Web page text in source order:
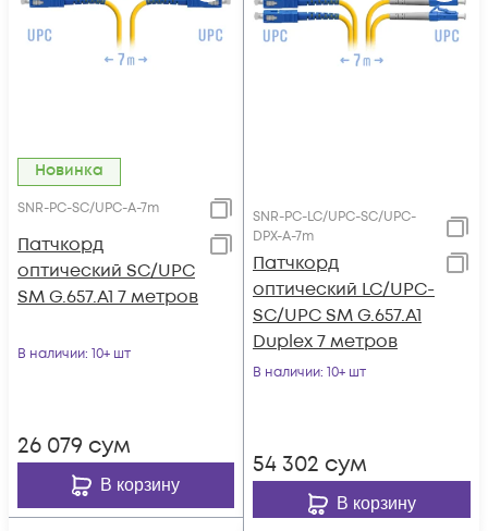
Новинка
SNR-PC-SC/UPC-A-7m
Патчкорд
оптический SC/UPC
SM G.657.A1 7 метров
В наличии: 10+ шт
26 079 сум
В корзину
SNR-PC-LC/UPC-SC/UPC-
DPX-A-7m
Патчкорд
оптический LC/UPC-
SC/UPC SM G.657.A1
Duplex 7 метров
В наличии: 10+ шт
54 302 сум
В корзину